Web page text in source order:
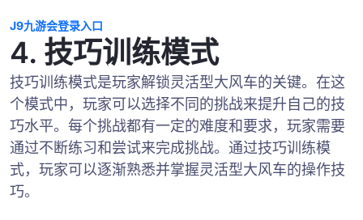
J9九游会登录入口
4. 技巧训练模式
技巧训练模式是玩家解锁灵活型大风车的关键。在这
个模式中，玩家可以选择不同的挑战来提升自己的技
巧水平。每个挑战都有一定的难度和要求，玩家需要
通过不断练习和尝试来完成挑战。通过技巧训练模
式，玩家可以逐渐熟悉并掌握灵活型大风车的操作技
巧。